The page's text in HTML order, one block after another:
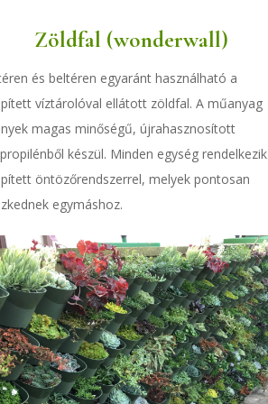
Zöldfal (wonderwall)
és beltéren egyaránt használható a
víztárolóval ellátott zöldfal. A műanyag
magas minőségű, újrahasznosított
készül. Minden egység rendelkezik
öntözőrendszerrel, melyek pontosan
egymáshoz.